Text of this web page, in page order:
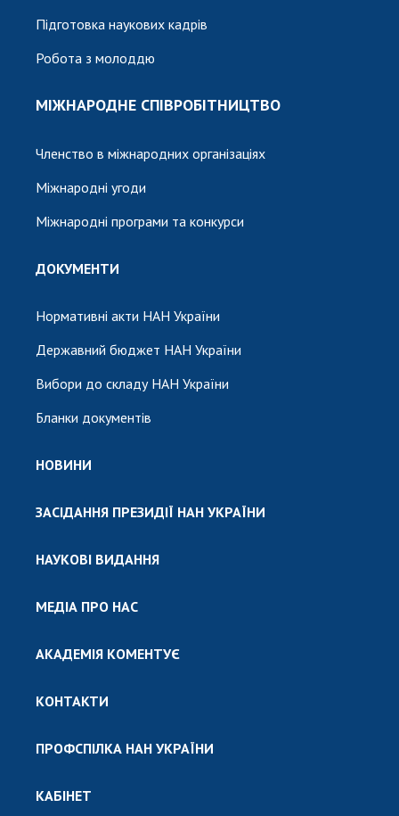
Підготовка наукових кадрів
Робота з молоддю
МІЖНАРОДНЕ СПІВРОБІТНИЦТВО
Членство в міжнародних організаціях
Міжнародні угоди
Міжнародні програми та конкурси
ДОКУМЕНТИ
Нормативні акти НАН України
Державний бюджет НАН України
Вибори до складу НАН України
Бланки документів
НОВИНИ
ЗАСІДАННЯ ПРЕЗИДІЇ НАН УКРАЇНИ
НАУКОВІ ВИДАННЯ
МЕДІА ПРО НАС
АКАДЕМІЯ КОМЕНТУЄ
КОНТАКТИ
ПРОФСПІЛКА НАН УКРАЇНИ
КАБІНЕТ